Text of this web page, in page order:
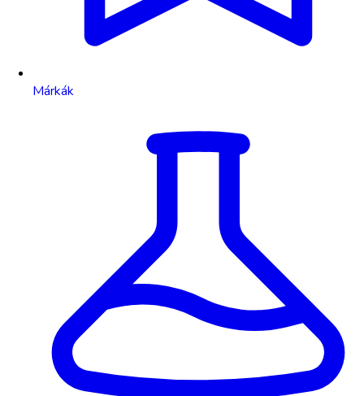
Márkák